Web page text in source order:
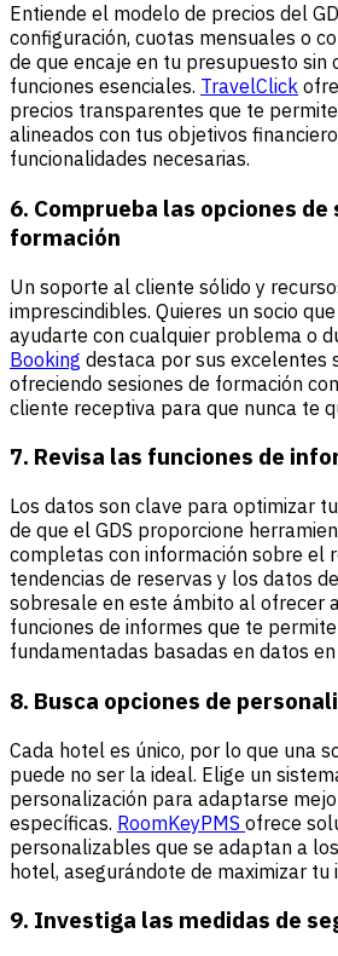
Entiende el modelo de precios del
configuración, cuotas mensuales o
de que encaje en tu presupuesto sin
funciones esenciales. TravelClick
precios transparentes que te
alineados con tus objetivos
funcionalidades necesarias.
6. Comprueba las opciones
formación
Un soporte al cliente sólido y
imprescindibles. Quieres un socio
ayudarte con cualquier problema o
Booking destaca por sus excelentes
ofreciendo sesiones de formación
cliente receptiva para que nunca te
7. Revisa las funciones de
Los datos son clave para optimizar
de que el GDS proporcione
completas con información sobre el
tendencias de reservas y los datos
sobresale en este ámbito al ofrecer
funciones de informes que te
fundamentadas basadas en datos
8. Busca opciones de
Cada hotel es único, por lo que una
puede no ser la ideal. Elige un
personalización para adaptarse
específicas. RoomKeyPMS ofrece
personalizables que se adaptan a
hotel, asegurándote de maximizar tu
9. Investiga las medidas de